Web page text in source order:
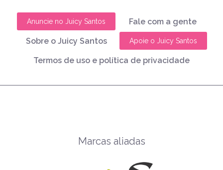
Anuncie no Juicy Santos Fale com a gente
Sobre o Juicy Santos Apoie o Juicy Santos
Termos de uso e política de privacidade
Marcas aliadas